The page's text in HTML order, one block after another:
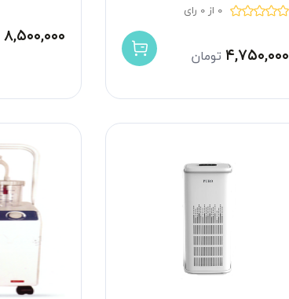
0 از 0 رای
۴,۷۵۰,۰۰۰ تومان
۸,۵۰۰,۰۰۰